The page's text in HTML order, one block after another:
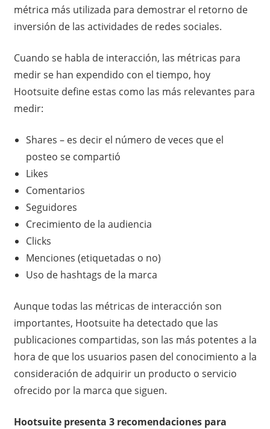
métrica más utilizada para demostrar el retorno de
inversión de las actividades de redes sociales.
Cuando se habla de interacción, las métricas para
medir se han expendido con el tiempo, hoy
Hootsuite define estas como las más relevantes para
medir:
Shares – es decir el número de veces que el
posteo se compartió
Likes
Comentarios
Seguidores
Crecimiento de la audiencia
Clicks
Menciones (etiquetadas o no)
Uso de hashtags de la marca
Aunque todas las métricas de interacción son
importantes, Hootsuite ha detectado que las
publicaciones compartidas, son las más potentes a la
hora de que los usuarios pasen del conocimiento a la
consideración de adquirir un producto o servicio
ofrecido por la marca que siguen.
Hootsuite presenta 3 recomendaciones para